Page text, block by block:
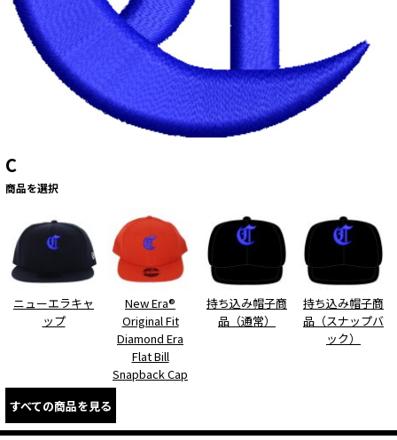
C
商品を選択
ニューエラキャ
ップ
New Era®
Original Fit
Diamond Era
Flat Bill
Snapback Cap
持ち込み帽子商
品（通常）
持ち込み帽子商
品（スナップバ
ック）
すべての商品を見る